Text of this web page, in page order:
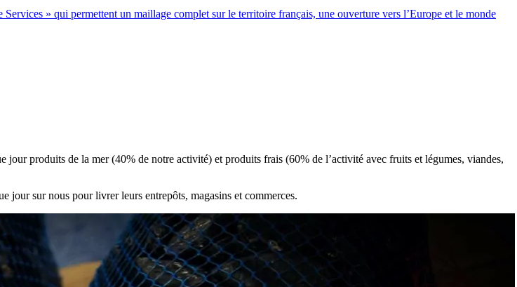
» qui permettent un maillage complet sur le territoire français, une ouverture vers l’Europe et le monde
produits de la mer (40% de notre activité) et produits frais (60% de l’activité avec fruits et légumes, viandes,
jour sur nous pour livrer leurs entrepôts, magasins et commerces.